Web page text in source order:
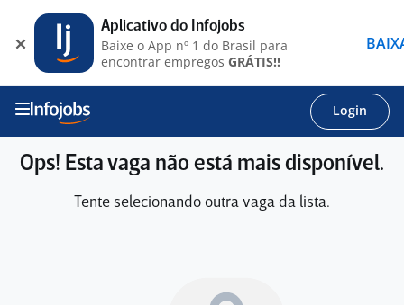
Login
Ops! Esta vaga não está mais disponível.
Tente selecionando outra vaga da lista.
Aplicativo do Infojobs
Baixe o App nº 1 do Brasil para
encontrar empregos GRÁTIS!!